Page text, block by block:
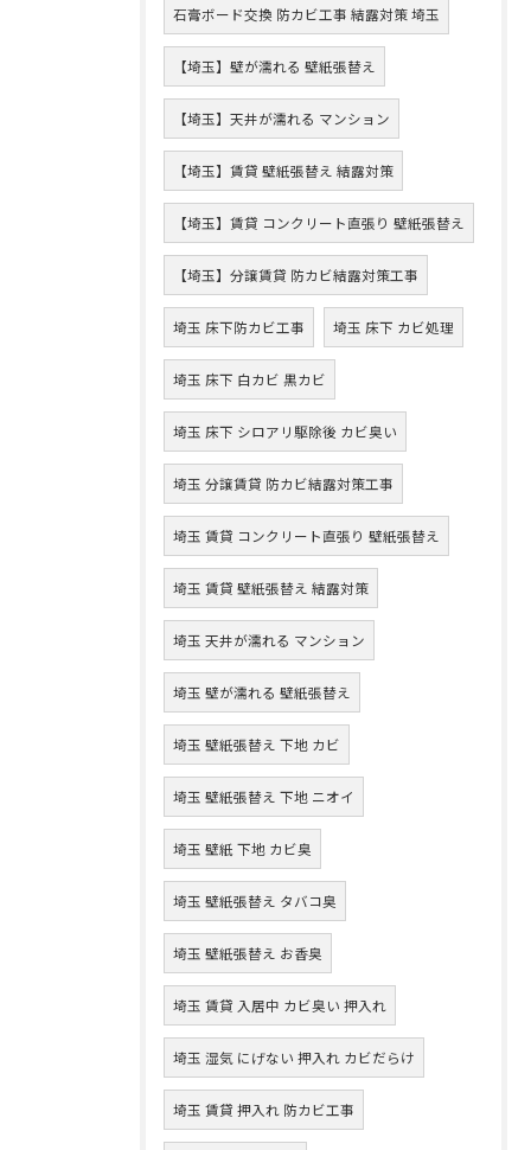
石膏ボード交換 防カビ工事 結露対策 埼玉
【埼玉】壁が濡れる 壁紙張替え
【埼玉】天井が濡れる マンション
【埼玉】賃貸 壁紙張替え 結露対策
【埼玉】賃貸 コンクリート直張り 壁紙張替え
【埼玉】分譲賃貸 防カビ結露対策工事
埼玉 床下防カビ工事 埼玉 床下 カビ処理
埼玉 床下 白カビ 黒カビ
埼玉 床下 シロアリ駆除後 カビ臭い
埼玉 分譲賃貸 防カビ結露対策工事
埼玉 賃貸 コンクリート直張り 壁紙張替え
埼玉 賃貸 壁紙張替え 結露対策
埼玉 天井が濡れる マンション
埼玉 壁が濡れる 壁紙張替え
埼玉 壁紙張替え 下地 カビ
埼玉 壁紙張替え 下地 ニオイ
埼玉 壁紙 下地 カビ臭
埼玉 壁紙張替え タバコ臭
埼玉 壁紙張替え お香臭
埼玉 賃貸 入居中 カビ臭い 押入れ
埼玉 湿気 にげない 押入れ カビだらけ
埼玉 賃貸 押入れ 防カビ工事